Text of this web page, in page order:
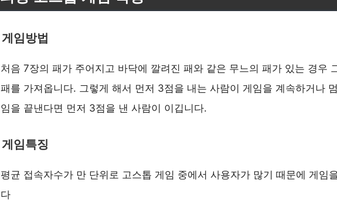
게임방법
처음 7장의 패가 주어지고 바닥에 깔려진 패와 같은 무느의 패가 있는 경우
패를 가져옵니다. 그렇게 해서 먼저 3점을 내는 사람이 게임을 계속하거나
임을 끝낸다면 먼저 3점을 낸 사람이 이깁니다.
게임특징
평균 접속자수가 만 단위로 고스톱 게임 중에서 사용자가 많기 때문에 게임
다